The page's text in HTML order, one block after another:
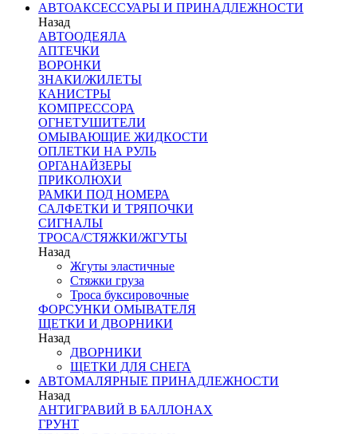
АВТОАКСЕССУАРЫ И ПРИНАДЛЕЖНОСТИ
Назад
АВТООДЕЯЛА
АПТЕЧКИ
ВОРОНКИ
ЗНАКИ/ЖИЛЕТЫ
КАНИСТРЫ
КОМПРЕССОРА
ОГНЕТУШИТЕЛИ
ОМЫВАЮЩИЕ ЖИДКОСТИ
ОПЛЕТКИ НА РУЛЬ
ОРГАНАЙЗЕРЫ
ПРИКОЛЮХИ
РАМКИ ПОД НОМЕРА
САЛФЕТКИ И ТРЯПОЧКИ
СИГНАЛЫ
ТРОСА/СТЯЖКИ/ЖГУТЫ
Назад
Жгуты эластичные
Стяжки груза
Троса буксировочные
ФОРСУНКИ ОМЫВАТЕЛЯ
ЩЕТКИ И ДВОРНИКИ
Назад
ДВОРНИКИ
ЩЕТКИ ДЛЯ СНЕГА
АВТОМАЛЯРНЫЕ ПРИНАДЛЕЖНОСТИ
Назад
АНТИГРАВИЙ В БАЛЛОНАХ
ГРУНТ